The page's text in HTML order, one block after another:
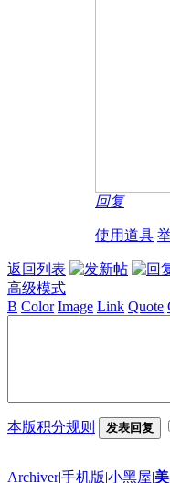
回复
使用道具
返回列表
高级模式
B Color Image Link Quote
本版积分规则 发表回复
Archiver|手机版|小黑屋|